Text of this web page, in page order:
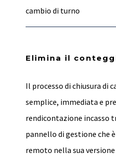
cambio di turno
Elimina il
Il processo di chiusura di
semplice, immediata e
rendicontazione incasso
pannello di gestione che
remoto nella sua